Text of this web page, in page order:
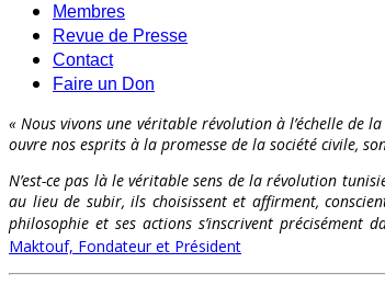
Membres
Revue de Presse
Contact
Faire un Don
« Nous vivons une véritable révolution à l’échelle de
ouvre nos esprits à la promesse de la société civile,
N’est-ce pas là le véritable sens de la révolution
au lieu de subir, ils choisissent et affirment,
philosophie et ses actions s’inscrivent précisément
Maktouf, Fondateur et Président